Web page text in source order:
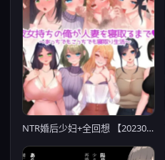
NTR婚后少妇+全回想 【20230501】